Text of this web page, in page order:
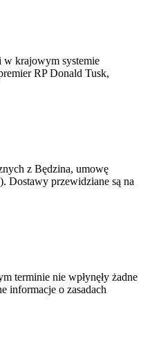
w krajowym systemie
RP Donald Tusk,
z Będzina, umowę
Dostawy przewidziane są na
terminie nie wpłynęły żadne
informacje o zasadach